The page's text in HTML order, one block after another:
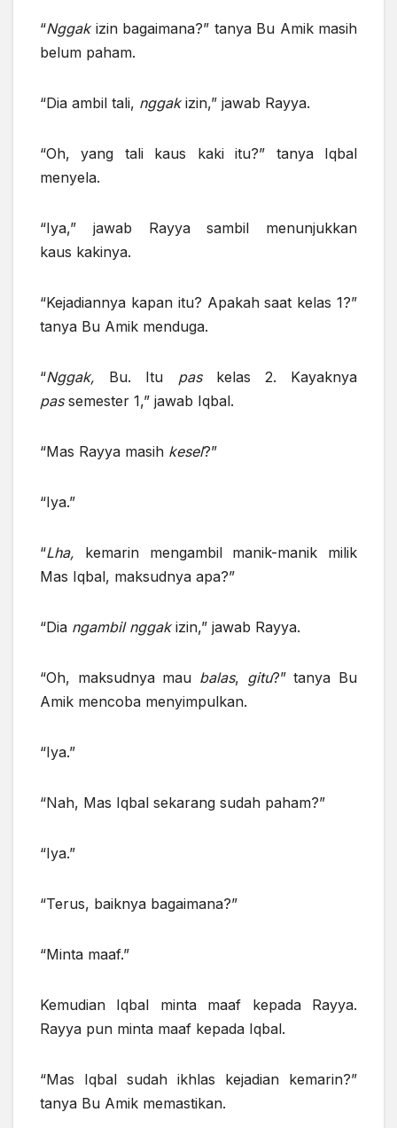
“Nggakizin bagaimana?” tanya Bu Amik masih
belum paham.
“Dia ambil tali, nggakizin,” jawab Rayya.
“Oh, yang tali kaus kaki itu?” tanya Iqbal
menyela.
“Iya,” jawab Rayya sambil menunjukkan
kaus kakinya.
“Kejadiannya kapan itu? Apakah saat kelas 1?”
tanya Bu Amik menduga.
“Nggak, Bu. Itu paskelas 2. Kayaknya
passemester 1,” jawab Iqbal.
“Mas Rayya masih kesel?”
“Iya.”
“Lha, kemarin mengambil manik-manik milik
Mas Iqbal, maksudnya apa?”
“Dia ngambil nggakizin,” jawab Rayya.
“Oh, maksudnya mau balas, gitu?” tanya Bu
Amik mencoba menyimpulkan.
“Iya.”
“Nah, Mas Iqbal sekarang sudah paham?”
“Iya.”
“Terus, baiknya bagaimana?”
“Minta maaf.”
Kemudian Iqbal minta maaf kepada Rayya.
Rayya pun minta maaf kepada Iqbal.
“Mas Iqbal sudah ikhlas kejadian kemarin?”
tanya Bu Amik memastikan.